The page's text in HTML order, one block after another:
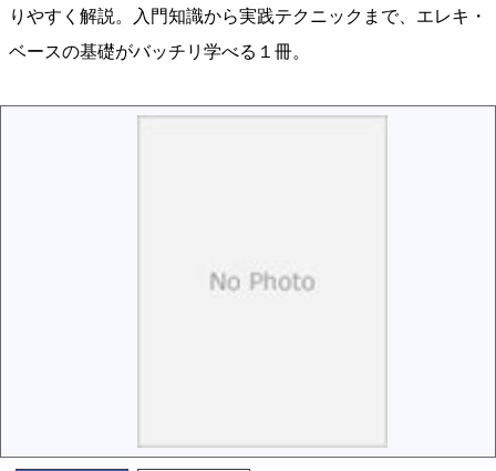
りやすく解説。入門知識から実践テクニックまで、エレキ・
ベースの基礎がバッチリ学べる１冊。